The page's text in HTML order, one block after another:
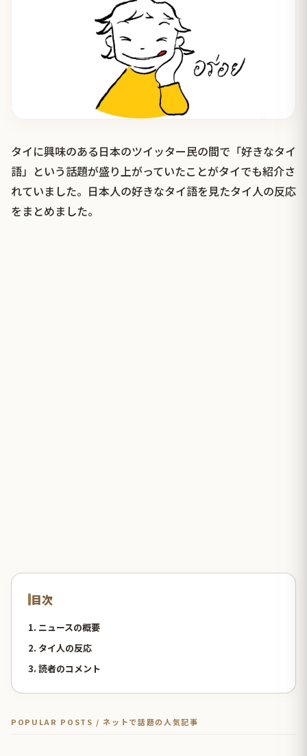
タイに興味のある日本のツイッター民の間で「好きなタイ
語」という話題が盛り上がっていたことがタイでも紹介さ
れていました。日本人の好きなタイ語を見たタイ人の反応
をまとめました。
目次
1. ニュースの概要
2. タイ人の反応
3. 読者のコメント
POPULAR POSTS / ネットで話題の人気記事